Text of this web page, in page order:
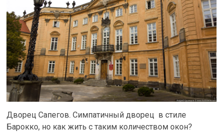
Дворец Сапегов. Симпатичный дворец в стиле
Барокко, но как жить с таким количеством окон?